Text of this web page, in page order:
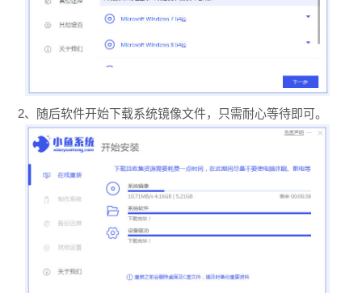
2、随后软件开始下载系统镜像文件，只需耐心等待即可。